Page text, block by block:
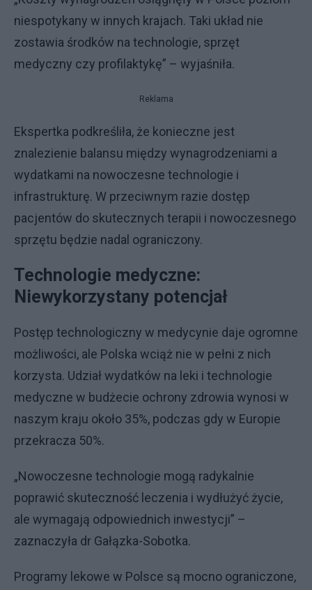
niespotykany w innych krajach. Taki układ nie
zostawia środków na technologie, sprzęt
medyczny czy profilaktykę” – wyjaśniła.
Reklama
Ekspertka podkreśliła, że konieczne jest
znalezienie balansu między wynagrodzeniami a
wydatkami na nowoczesne technologie i
infrastrukturę. W przeciwnym razie dostęp
pacjentów do skutecznych terapii i nowoczesnego
sprzętu będzie nadal ograniczony.
Technologie medyczne:
Niewykorzystany potencjał
Postęp technologiczny w medycynie daje ogromne
możliwości, ale Polska wciąż nie w pełni z nich
korzysta. Udział wydatków na leki i technologie
medyczne w budżecie ochrony zdrowia wynosi w
naszym kraju około 35%, podczas gdy w Europie
przekracza 50%.
„Nowoczesne technologie mogą radykalnie
poprawić skuteczność leczenia i wydłużyć życie,
ale wymagają odpowiednich inwestycji” –
zaznaczyła dr Gałązka-Sobotka.
Programy lekowe w Polsce są mocno ograniczone,